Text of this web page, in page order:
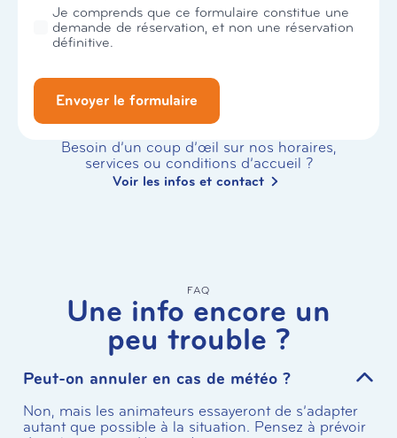
Je comprends que ce formulaire constitue une
demande de réservation, et non une réservation
définitive.
Envoyer le formulaire
Besoin d’un coup d’œil sur nos horaires,
services ou conditions d’accueil ?
Voir les infos et contact
FAQ
Une info encore un
peu trouble ?
Peut-on annuler en cas de météo ?
Non, mais les animateurs essayeront de s’adapter
autant que possible à la situation. Pensez à prévoir